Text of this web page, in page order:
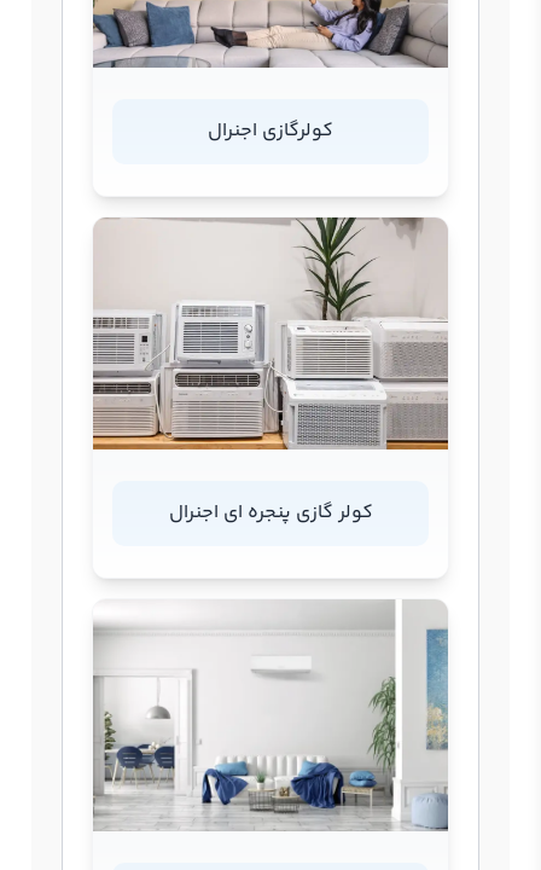
کولرگازی اجنرال
کولر گازی پنجره ای اجنرال